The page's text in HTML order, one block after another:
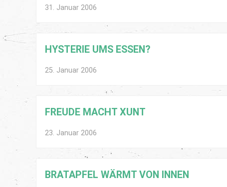
31. Januar 2006
HYSTERIE UMS ESSEN?
25. Januar 2006
FREUDE MACHT XUNT
23. Januar 2006
BRATAPFEL WÄRMT VON INNEN